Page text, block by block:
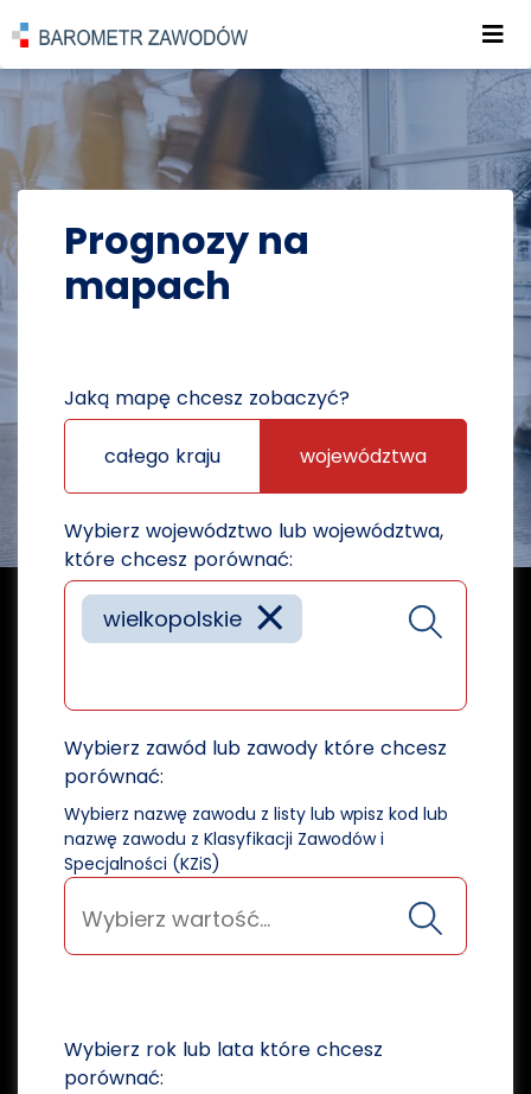
POWRÓT DO STRONY GŁÓWNEJ
PROGNOZY PROGNOZY NA MAPACH
Prognozy na
mapach
Jaką mapę chcesz zobaczyć?
całego kraju województwa
Wybierz województwo lub województwa,
które chcesz porównać:
×
wielkopolskie
Wybierz zawód lub zawody które chcesz
porównać:
Wybierz nazwę zawodu z listy lub wpisz kod lub
nazwę zawodu z Klasyfikacji Zawodów i
Specjalności (KZiS)
Wybierz rok lub lata które chcesz
porównać: